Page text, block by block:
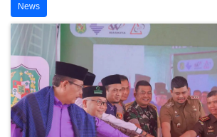
News